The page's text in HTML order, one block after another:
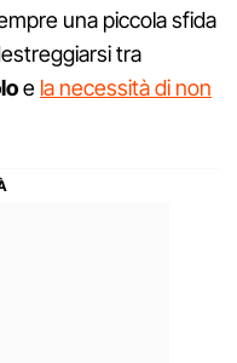
una piccola sfida
tra
e la necessità di non